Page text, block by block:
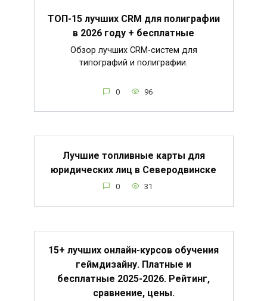
ТОП-15 лучших CRM для полиграфии
в 2026 году + бесплатные
Обзор лучших CRM-систем для
типографий и полиграфии.
0 96
Лучшие топливные карты для
юридических лиц в Северодвинске
0 31
15+ лучших онлайн-курсов обучения
геймдизайну. Платные и
бесплатные 2025-2026. Рейтинг,
сравнение, цены.